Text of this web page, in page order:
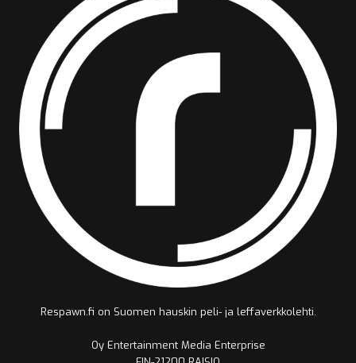
Respawn.fi on Suomen hauskin peli- ja leffaverkkolehti.
Oy Entertainment Media Enterprise